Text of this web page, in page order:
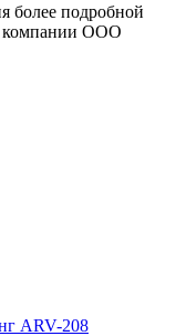
более подробной
компании ООО
ARV-208